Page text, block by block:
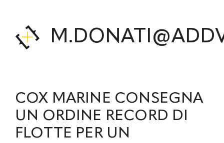
contenuto
COX MARINE CONSEGNA
UN ORDINE RECORD DI
FLOTTE PER UN